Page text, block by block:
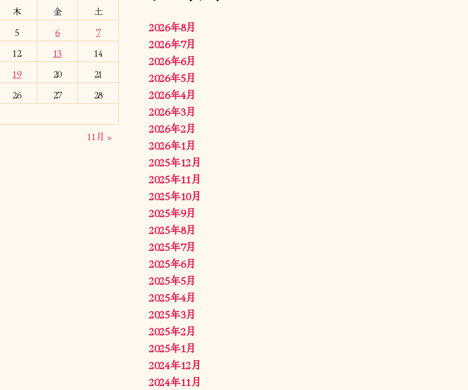
木 金
土
5 6
7
12 13
14
19 20
21
26 27
28
11月 »
2026年8月
2026年7月
2026年6月
2026年5月
2026年4月
2026年3月
2026年2月
2026年1月
2025年12月
2025年11月
2025年10月
2025年9月
2025年8月
2025年7月
2025年6月
2025年5月
2025年4月
2025年3月
2025年2月
2025年1月
2024年12月
2024年11月